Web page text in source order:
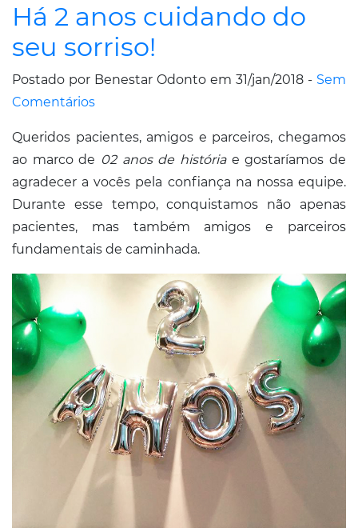
Há 2 anos cuidando do
seu sorriso!
Postado por Benestar Odonto em 31/jan/2018 - Sem
Comentários
Queridos pacientes, amigos e parceiros, chegamos
ao marco de 02 anos de históriae gostaríamos de
agradecer a vocês pela confiança na nossa equipe.
Durante esse tempo, conquistamos não apenas
pacientes, mas também amigos e parceiros
fundamentais de caminhada.